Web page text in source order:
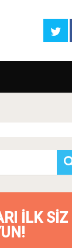
İLK SIZ